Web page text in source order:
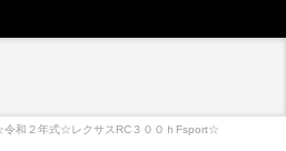
令和２年式☆レクサスRC３００ｈFsport☆